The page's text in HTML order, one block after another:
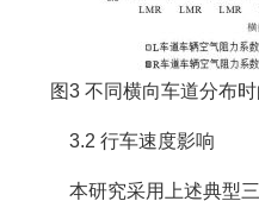
图3 不同横向车道分布
3.2 行车速度影响
本研究采用上述典型三